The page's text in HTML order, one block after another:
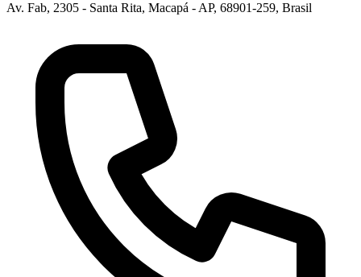
Av. Fab, 2305 - Santa Rita, Macapá - AP, 68901-259, Brasil